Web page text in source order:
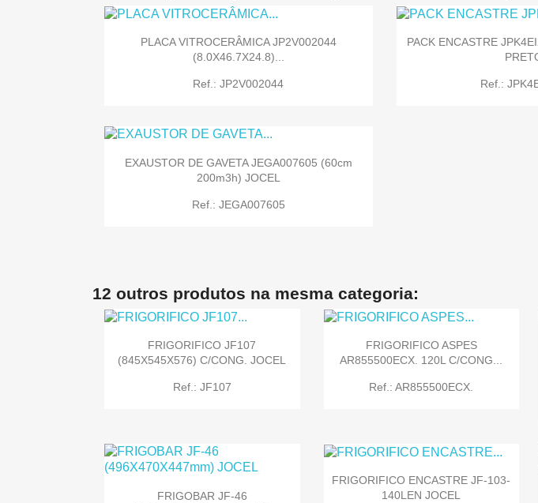
PLACA VITROCERÂMICA JP2V002044
(8.0X46.7X24.8)...
Ref.: JP2V002044
PACK ENCASTRE
Ref.:
EXAUSTOR DE GAVETA JEGA007605 (60cm
200m3h) JOCEL
Ref.: JEGA007605
 Quick view
12 outros produtos na mesma categoria:
FRIGORIFICO JF107
(845X545X576) C/CONG. JOCEL
Ref.: JF107
FRIGORIFICO ASPES
AR855500ECX. 120L C/CONG...
Ref.: AR855500ECX.
FRIGOBAR JF-46
FRIGORIFICO ENCASTRE JF-103-
140LEN JOCEL